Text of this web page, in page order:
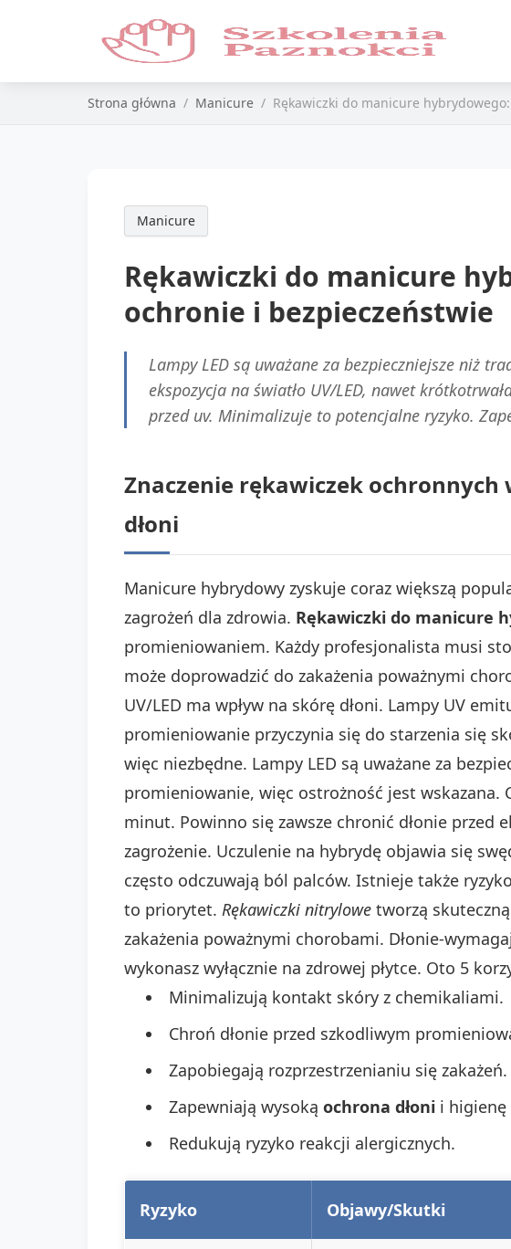
Strona główna Manicure Rękawiczki do manicure
Manicure
Rękawiczki do manicure
ochronie i bezpieczeństwie
Lampy LED są uważane za bezpieczniejsze niż
ekspozycja na światło UV/LED, nawet
przed uv. Minimalizuje to potencjalne ryzyko.
Znaczenie rękawiczek
dłoni
Manicure hybrydowy zyskuje coraz większą
zagrożeń dla zdrowia. Rękawiczki do manicure
promieniowaniem. Każdy profesjonalista musi
może doprowadzić do zakażenia poważnymi
UV/LED ma wpływ na skórę dłoni. Lampy UV
promieniowanie przyczynia się do starzenia się
więc niezbędne. Lampy LED są uważane za
promieniowanie, więc ostrożność jest wskazana.
minut. Powinno się zawsze chronić dłonie przed
zagrożenie. Uczulenie na hybrydę objawia się
często odczuwają ból palców. Istnieje także
to priorytet. Rękawiczki nitrylowe tworzą
zakażenia poważnymi chorobami. Dłonie-
wykonasz wyłącznie na zdrowej płytce. Oto 5
Minimalizują kontakt skóry z chemikaliami.
Chroń dłonie przed szkodliwym
Zapobiegają rozprzestrzenianiu się zakażeń.
Zapewniają wysoką ochrona dłoni i higienę
Redukują ryzyko reakcji alergicznych.
Ryzyko Objawy/Skutki